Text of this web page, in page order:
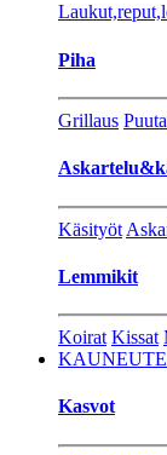
Piha
Grillaus
Käsityöt
Lemmikit
Koirat Kissat
Kasvot